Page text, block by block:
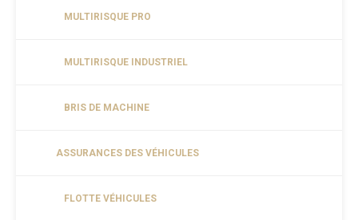
MULTIRISQUE PRO
MULTIRISQUE INDUSTRIEL
BRIS DE MACHINE
ASSURANCES DES VÉHICULES
FLOTTE VÉHICULES